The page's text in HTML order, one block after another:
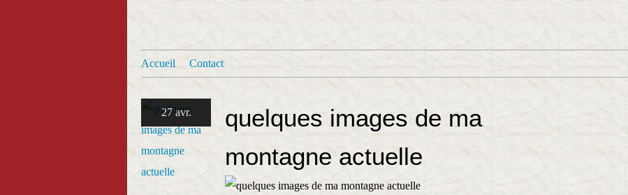
Accueil Contact
27 avr.
quelques images de ma
montagne actuelle